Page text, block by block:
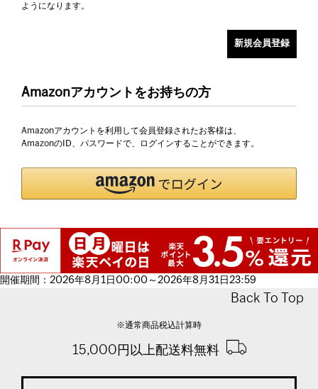
ようになります。
Amazonアカウントをお持ちの方
Amazonアカウントを利用して会員登録されたお客様は、
AmazonのID、パスワードで、ログインすることができます。
開催期間：2026年8月1日00:00～2026年8月31日23:59
Back To Top
※通常商品税込計算時
15,000円以上配送料無料